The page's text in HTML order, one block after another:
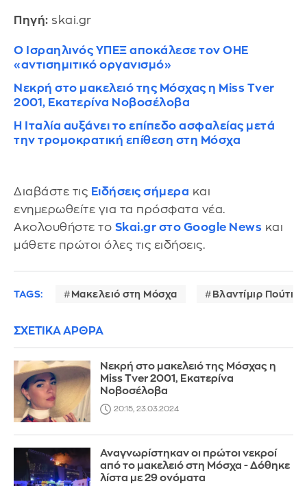
Πηγή: skai.gr
Ο Ισραηλινός ΥΠΕΞ αποκάλεσε τον ΟΗΕ
«αντισημιτικό οργανισμό»
Νεκρή στο μακελειό της Μόσχας η Miss Tver
2001, Εκατερίνα Νοβοσέλοβα
Η Ιταλία αυξάνει το επίπεδο ασφαλείας μετά
την τρομοκρατική επίθεση στη Μόσχα
Διαβάστε τις Ειδήσεις σήμερα και
ενημερωθείτε για τα πρόσφατα νέα.
Ακολουθήστε το Skai.gr στο Google News και
μάθετε πρώτοι όλες τις ειδήσεις.
TAGS: Μακελειό στη Μόσχα Βλαντίμιρ Πούτιν
ΣΧΕΤΙΚΑ ΑΡΘΡΑ
Νεκρή στο μακελειό της Μόσχας η
Miss Tver 2001, Εκατερίνα
Νοβοσέλοβα
20:15, 23.03.2024
Αναγνωρίστηκαν οι πρώτοι νεκροί
από το μακελειό στη Μόσχα - Δόθηκε
λίστα με 29 ονόματα